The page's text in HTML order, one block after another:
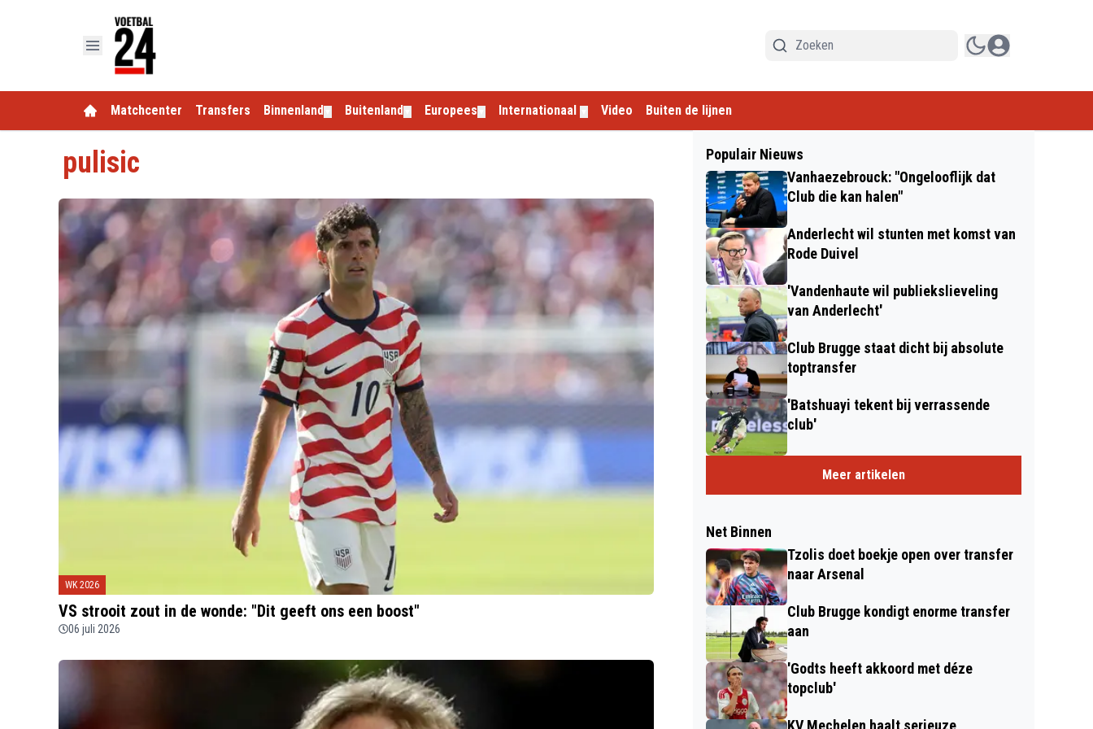
Matchcenter Transfers Binnenland Buitenland Europees Internationaal Video Buiten de lijnen
pulisic
WK 2026
VS strooit zout in de wonde: "Dit geeft ons een boost"
06 juli 2026
Populair Nieuws
Vanhaezebrouck: "Ongelooflijk dat
Club die kan halen"
Anderlecht wil stunten met komst van
Rode Duivel
'Vandenhaute wil publiekslieveling
van Anderlecht'
Club Brugge staat dicht bij absolute
toptransfer
'Batshuayi tekent bij verrassende
club'
Meer artikelen
Net Binnen
Tzolis doet boekje open over transfer
naar Arsenal
Club Brugge kondigt enorme transfer
aan
'Godts heeft akkoord met déze
topclub'
KV Mechelen haalt serieuze